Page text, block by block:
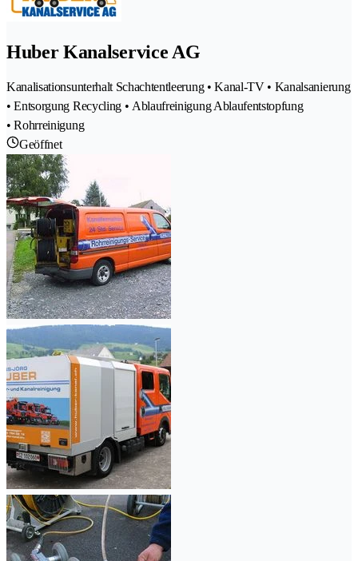
Huber Kanalservice AG
Kanalisationsunterhalt Schachtentleerung • Kanal-TV • Kanalsanierung
• Entsorgung Recycling • Ablaufreinigung Ablaufentstopfung
• Rohrreinigung
Geöffnet